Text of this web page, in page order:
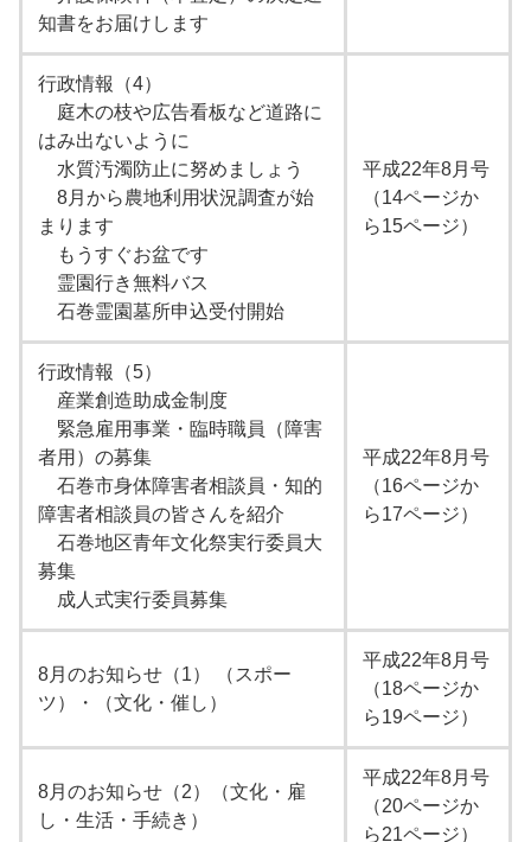
知書をお届けします
行政情報（4）
庭木の枝や広告看板など道路に
はみ出ないように
水質汚濁防止に努めましょう
8月から農地利用状況調査が始
まります
もうすぐお盆です
霊園行き無料バス
石巻霊園墓所申込受付開始
平成22年8月号
（14ページか
ら15ページ）
行政情報（5）
産業創造助成金制度
緊急雇用事業・臨時職員（障害
者用）の募集
石巻市身体障害者相談員・知的
障害者相談員の皆さんを紹介
石巻地区青年文化祭実行委員大
募集
成人式実行委員募集
平成22年8月号
（16ページか
ら17ページ）
8月のお知らせ（1） （スポー
ツ）・（文化・催し）
平成22年8月号
（18ページか
ら19ページ）
8月のお知らせ（2）（文化・雇
し・生活・手続き）
平成22年8月号
（20ページか
ら21ページ）